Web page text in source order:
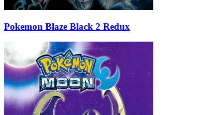
Pokemon Blaze Black 2 Redux